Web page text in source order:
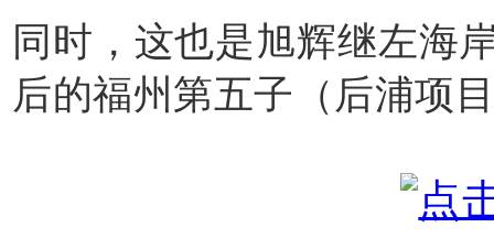
同时，这也是旭辉继左海
后的福州第五子（后浦项